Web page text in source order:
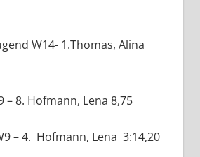
W14- 1.Thomas, Alina
– 8. Hofmann, Lena 8,75
– 4. Hofmann, Lena 3:14,20